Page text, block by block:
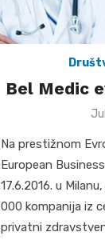
Bel Medic
Na prestižnom
European
17.6.2016. u
000 kompanija iz
privatni